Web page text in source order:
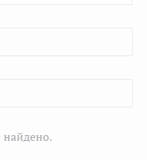
найдено.